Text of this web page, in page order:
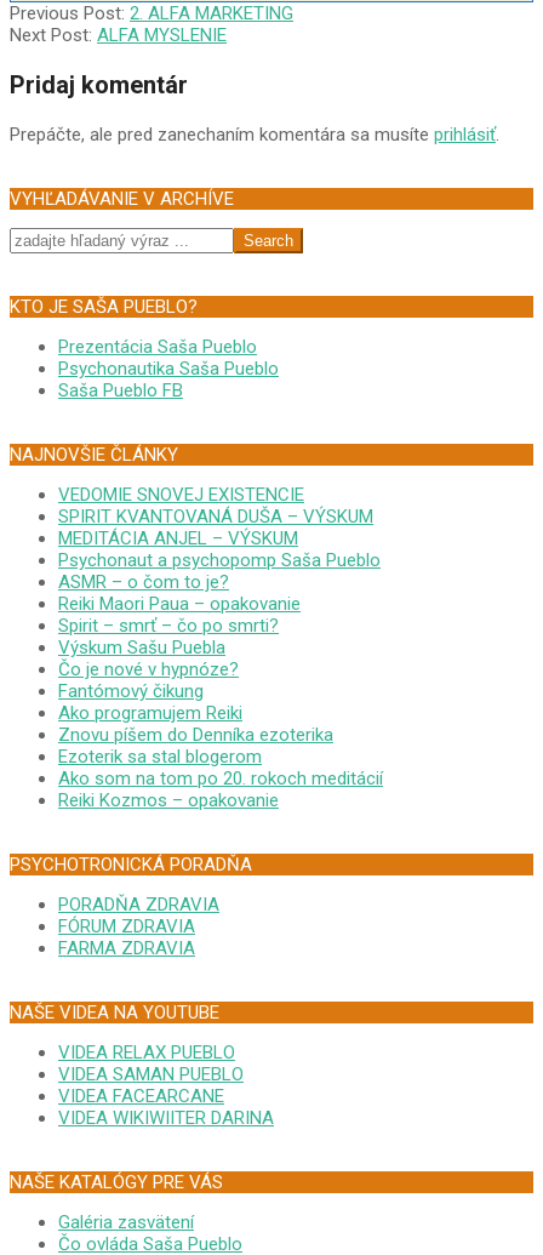
2000-
12-
Previous Post: 2. ALFA MARKETING
Next Post: ALFA MYSLENIE
Pridaj komentár
Prepáčte, ale pred zanechaním komentára sa musíte prihlásiť.
VYHĽADÁVANIE V ARCHÍVE
Search
KTO JE SAŠA PUEBLO?
Prezentácia Saša Pueblo
Psychonautika Saša Pueblo
Saša Pueblo FB
NAJNOVŠIE ČLÁNKY
VEDOMIE SNOVEJ EXISTENCIE
SPIRIT KVANTOVANÁ DUŠA – VÝSKUM
MEDITÁCIA ANJEL – VÝSKUM
Psychonaut a psychopomp Saša Pueblo
ASMR – o čom to je?
Reiki Maori Paua – opakovanie
Spirit – smrť – čo po smrti?
Výskum Sašu Puebla
Čo je nové v hypnóze?
Fantómový čikung
Ako programujem Reiki
Znovu píšem do Denníka ezoterika
Ezoterik sa stal blogerom
Ako som na tom po 20. rokoch meditácií
Reiki Kozmos – opakovanie
PSYCHOTRONICKÁ PORADŇA
PORADŇA ZDRAVIA
FÓRUM ZDRAVIA
FARMA ZDRAVIA
NAŠE VIDEA NA YOUTUBE
VIDEA RELAX PUEBLO
VIDEA SAMAN PUEBLO
VIDEA FACEARCANE
VIDEA WIKIWIITER DARINA
NAŠE KATALÓGY PRE VÁS
Galéria zasvätení
Čo ovláda Saša Pueblo